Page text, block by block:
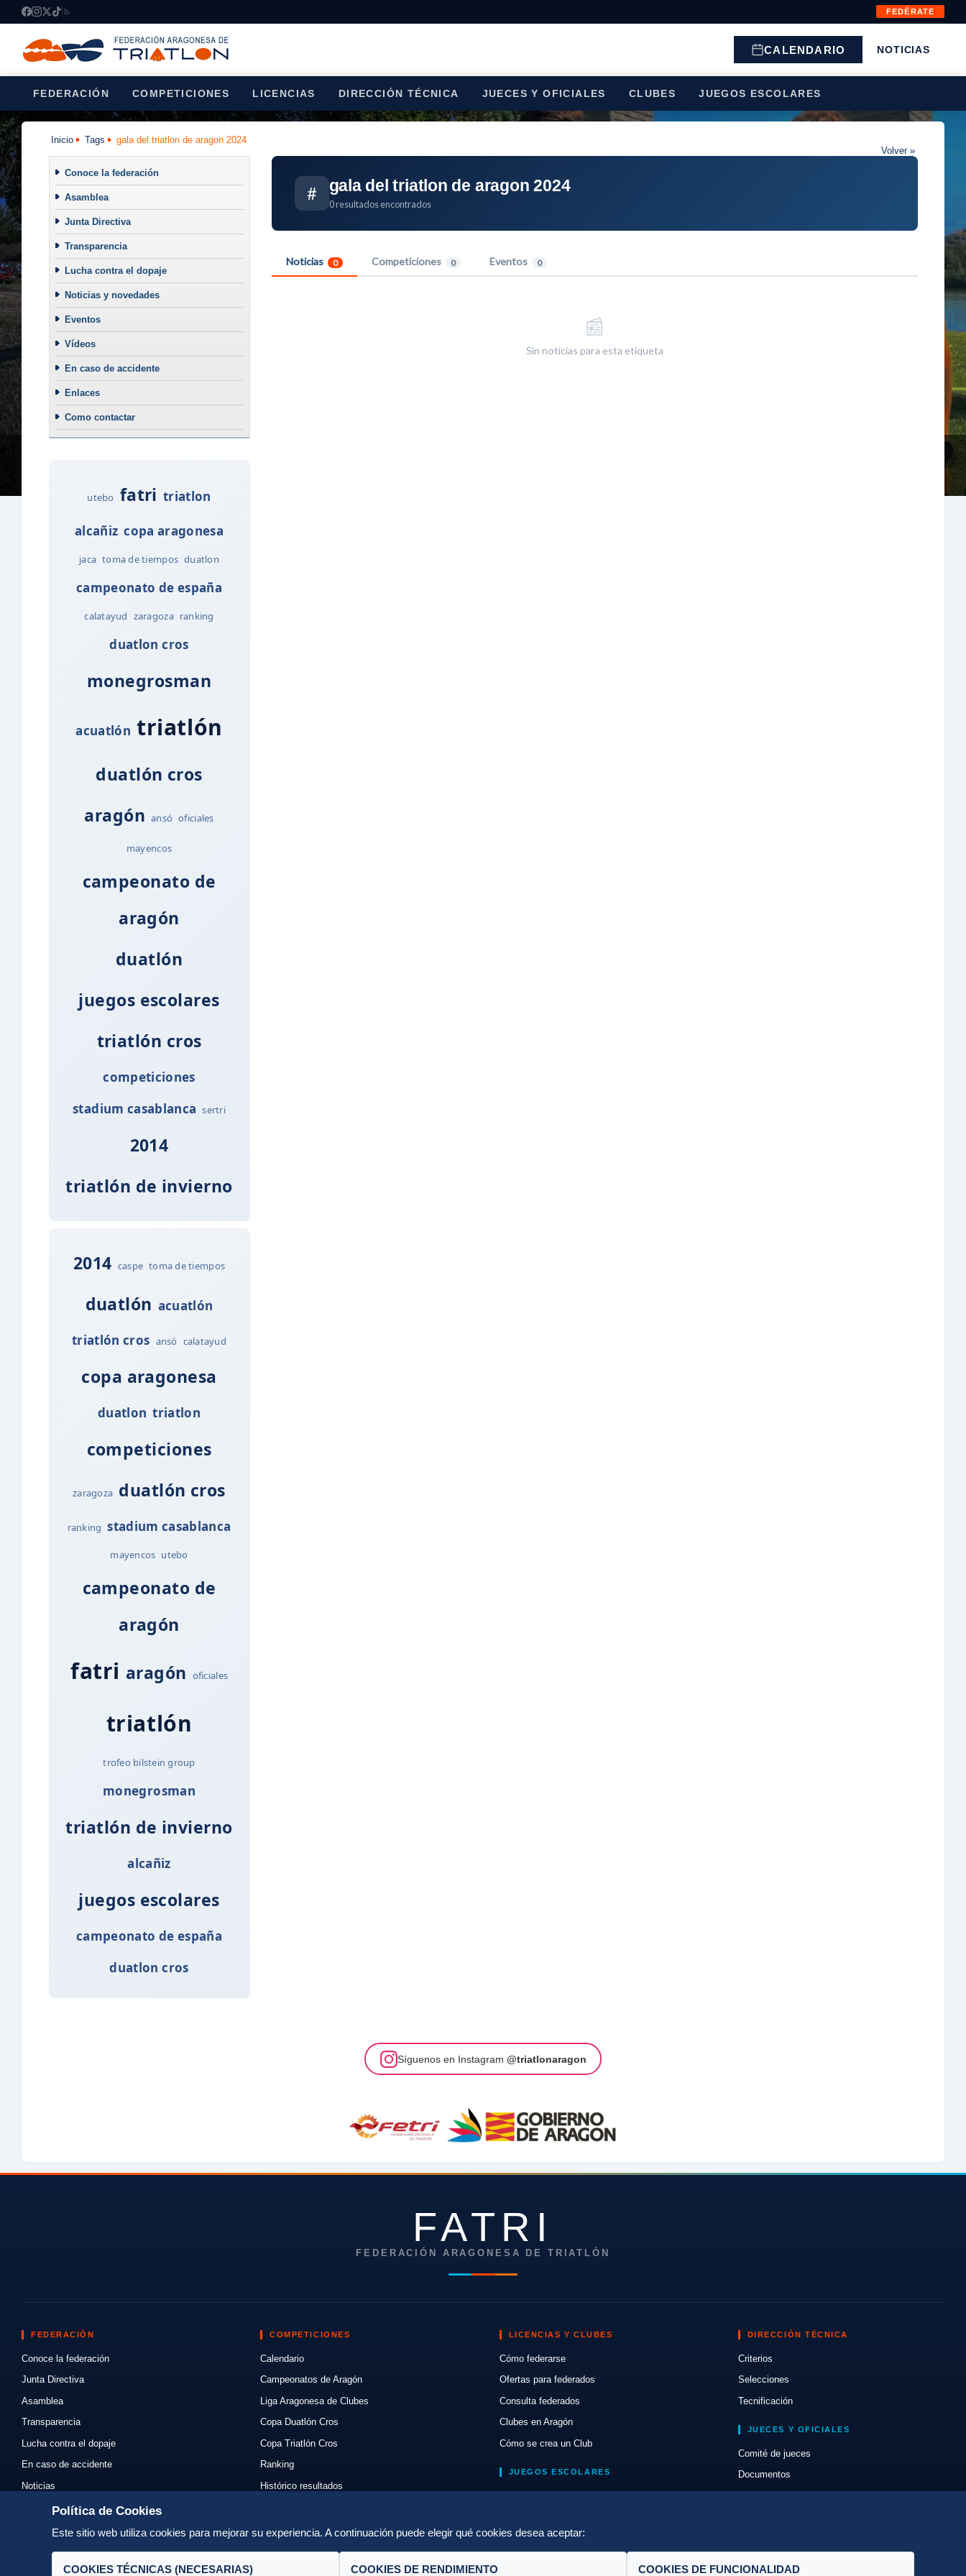
FEDÉRATE
CALENDARIO NOTICIAS
FEDERACIÓN COMPETICIONES LICENCIAS DIRECCIÓN TÉCNICA JUECES Y OFICIALES CLUBES JUEGOS ESCOLARES
Inicio Tags
gala del triatlon de aragon 2024
Volver »
Conoce la federación
Asamblea
Junta Directiva
Transparencia
Lucha contra el dopaje
Noticias y novedades
Eventos
Vídeos
En caso de accidente
Enlaces
Como contactar
utebo fatri triatlon
alcañiz copa aragonesa
jaca toma de tiempos duatlon
campeonato de españa
calatayud zaragoza ranking
duatlon cros
monegrosman
acuatlón triatlón
duatlón cros
aragón ansó oficiales
mayencos
campeonato de
aragón
duatlón
juegos escolares
triatlón cros
competiciones
stadium casablanca sertri
2014
triatlón de invierno
2014 caspe toma de tiempos
duatlón acuatlón
triatlón cros ansó calatayud
copa aragonesa
duatlon triatlon
competiciones
zaragoza duatlón cros
ranking stadium casablanca
mayencos utebo
campeonato de
aragón
fatri aragón oficiales
triatlón
trofeo bilstein group
monegrosman
triatlón de invierno
alcañiz
juegos escolares
campeonato de españa
duatlon cros
# gala del triatlon de aragon 2024
0 resultados encontrados
Noticias 0 Competiciones 0 Eventos 0
📰
Sin noticias para esta etiqueta
Síguenos en Instagram @triatlonaragon
FATRI
FEDERACIÓN ARAGONESA DE TRIATLÓN
FEDERACIÓN
Conoce la federación
Junta Directiva
Asamblea
Transparencia
Lucha contra el dopaje
En caso de accidente
Noticias
Eventos
Enlaces
Contacto
COMPETICIONES
Calendario
Campeonatos de Aragón
Liga Aragonesa de Clubes
Copa Duatlón Cros
Copa Triatlón Cros
Ranking
Histórico resultados
Normativas
Organizadores
LICENCIAS Y CLUBES
Cómo federarse
Ofertas para federados
Consulta federados
Clubes en Aragón
Cómo se crea un Club
JUEGOS ESCOLARES
DIRECCIÓN TÉCNICA
Criterios
Selecciones
Tecnificación
JUECES Y OFICIALES
Comité de jueces
Documentos
Política de Cookies
Este sitio web utiliza cookies para mejorar su experiencia. A continuación puede elegir qué cookies desea aceptar:
COOKIES TÉCNICAS (NECESARIAS) COOKIES DE RENDIMIENTO COOKIES DE FUNCIONALIDAD